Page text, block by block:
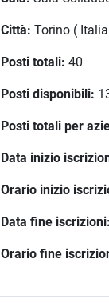
Città: Torino (
Posti totali: 40
Posti disponibili:
Posti totali per
Data inizio
Orario inizio
Data fine iscrizioni:
Orario fine